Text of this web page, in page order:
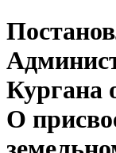
Кургана
О